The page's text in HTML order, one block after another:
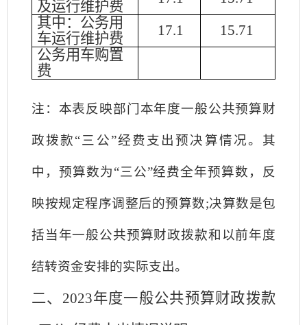
及运行维护费
其中：公务用
车运行维护费
17.1
15.71
公务用车购置
费
注：本表反映部门本年度一般公共预算财
政拨款“三公”经费支出预决算情况。其
中，预算数为“三公”经费全年预算数，反
映按规定程序调整后的预算数;决算数是包
括当年一般公共预算财政拨款和以前年度
结转资金安排的实际支出。
二、 2023年度一般公共预算财政拨款